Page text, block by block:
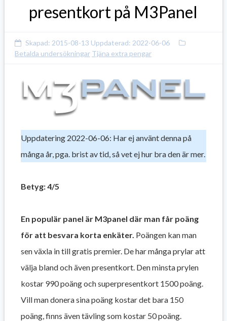
presentkort på M3Panel
Skapad: 2015-08-13 Uppdaterad: 2022-06-06
Betalda undersökningar Tjäna extra pengar
Uppdatering 2022-06-06: Har ej använt denna på
många år, pga. brist av tid, så vet ej hur bra den är mer.
Betyg: 4/5
En populär panel är M3panel där man får poäng
för att besvara korta enkäter. Poängen kan man
sen växla in till gratis premier. De har många prylar att
välja bland och även presentkort. Den minsta prylen
kostar 990 poäng och superpresentkort 1500 poäng.
Vill man donera sina poäng kostar det bara 150
poäng, finns även tävling som kostar 50 poäng.